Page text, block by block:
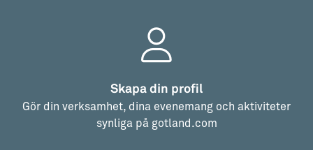
Skapa din profil
Gör din verksamhet, dina evenemang och aktiviteter
synliga på gotland.com